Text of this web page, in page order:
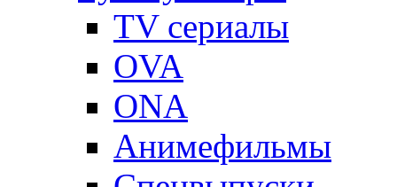
TV сериалы
OVA
ONA
Анимефильмы